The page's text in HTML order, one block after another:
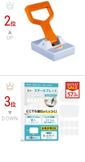
2位
UP
3位
DOWN